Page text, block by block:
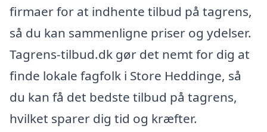
firmaer for at indhente tilbud på tagrens,
så du kan sammenligne priser og ydelser.
Tagrens-tilbud.dk gør det nemt for dig at
finde lokale fagfolk i Store Heddinge, så
du kan få det bedste tilbud på tagrens,
hvilket sparer dig tid og kræfter.